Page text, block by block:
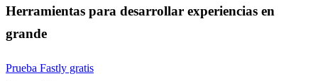
Herramientas para desarrollar experiencias en
grande
Prueba Fastly gratis